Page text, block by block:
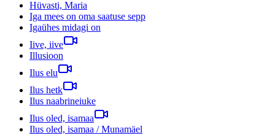
Hüvasti, Maria
Iga mees on oma saatuse sepp
Igaühes midagi on
Iive, iive
Illusioon
Ilus elu
Ilus hetk
Ilus naabrineiuke
Ilus oled, isamaa
Ilus oled, isamaa / Munamäel